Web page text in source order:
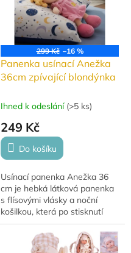
299 Kč –16 %
Panenka usínací Anežka
36cm zpívající blondýnka
Ihned k odeslání (>5 ks)
249 Kč
Do košíku
Usínací panenka Anežka 36
cm je hebká látková panenka
s flísovými vlásky a noční
košilkou, která po stisknutí
zazpívá ukolébavky
Princeznička na bále
postrácela korále a Halí...